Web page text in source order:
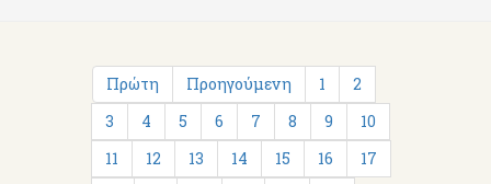
Πρώτη Προηγούμενη 1
2
3
4 5 6 7 8 9
10
11
12 13 14 15 16
17